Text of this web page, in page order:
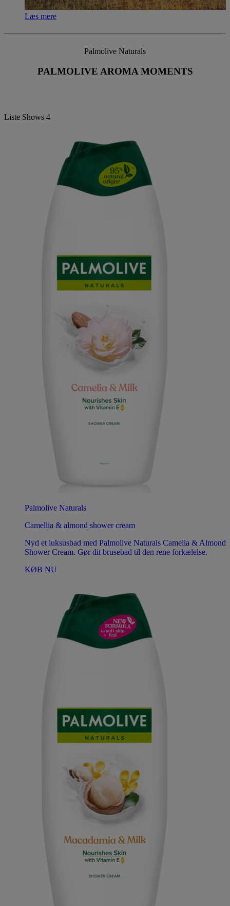
Læs mere
Palmolive Naturals
PALMOLIVE AROMA MOMENTS
Liste Shows 4
Palmolive Naturals
Camellia & almond shower cream
Nyd et luksusbad med Palmolive Naturals Camelia & Almond
Shower Cream. Gør dit brusebad til den rene forkælelse.
KØB NU